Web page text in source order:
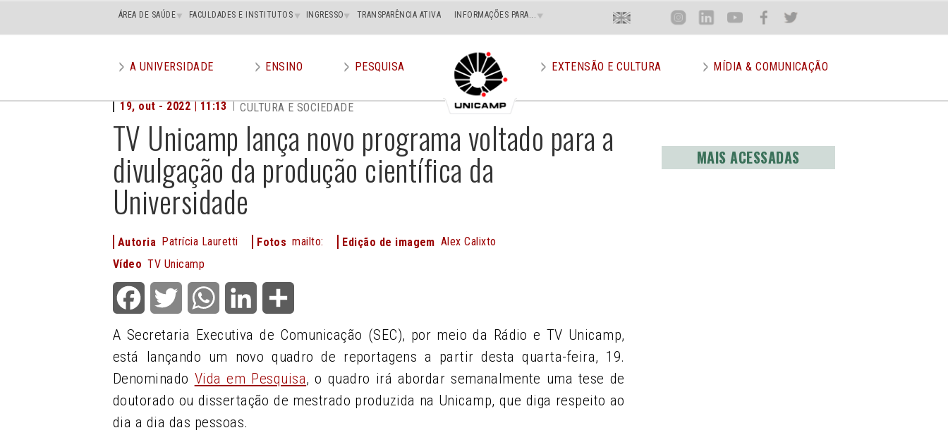
Main
superior
ÁREA DE SAÚDE FACULDADES E INSTITUTOS INGRESSO TRANSPARÊNCIA ATIVA INFORMAÇÕES PARA... Menu
Superior
Direito
En Inst Lin You Face Twit
menu
A UNIVERSIDADE ENSINO PESQUISA EXTENSÃO E CULTURA MÍDIA & COMUNICAÇÃO
TV Unicamp lança novo programa voltado para a
divulgação da produção científica da
Universidade
19, out - 2022 | 11:13 CULTURA E SOCIEDADE
Autoria Patrícia Lauretti Fotos mailto: Edição de imagem Alex Calixto
Vídeo TV Unicamp
Facebook Twitter WhatsApp LinkedIn
A Secretaria Executiva de Comunicação (SEC), por meio da Rádio e TV Unicamp,
está lançando um novo quadro de reportagens a partir desta quarta-feira, 19.
Denominado Vida em Pesquisa, o quadro irá abordar semanalmente uma tese de
doutorado ou dissertação de mestrado produzida na Unicamp, que diga respeito ao
dia a dia das pessoas.
MAIS ACESSADAS